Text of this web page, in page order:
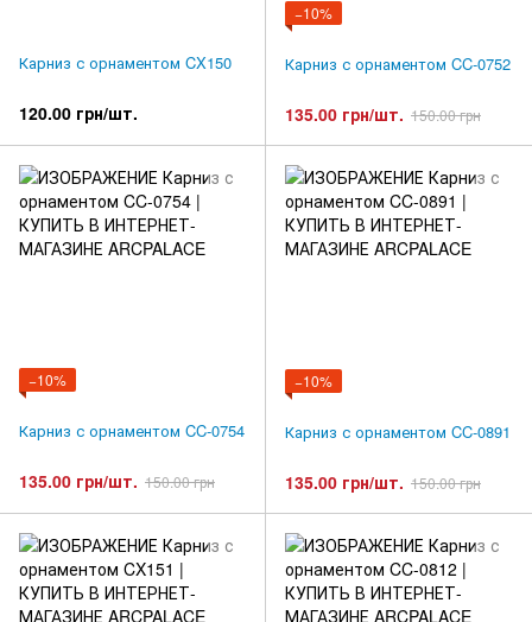
Карниз с орнаментом CX150
120.00 грн/шт.
−10%
Карниз с орнаментом CC-0752
135.00 грн/шт. 150.00 грн
−10%
Карниз с орнаментом CC-0754
135.00 грн/шт. 150.00 грн
−10%
Карниз с орнаментом CC-0891
135.00 грн/шт. 150.00 грн